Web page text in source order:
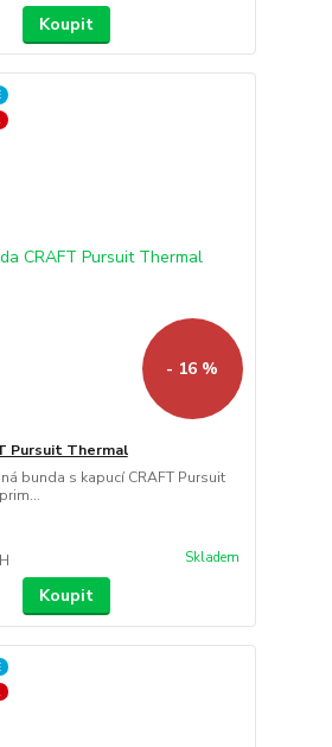
Koupit
- 16 %
Pursuit Thermal
bunda s kapucí CRAFT Pursuit
Skladem
Koupit